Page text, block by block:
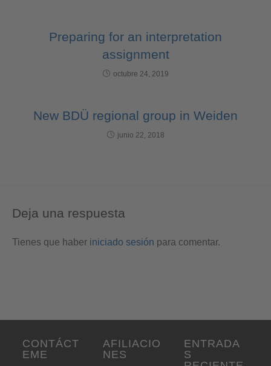
Preparing for an interpretation
assignment
octubre 24, 2019
New BDÜ regional group in Weiden
junio 22, 2018
Deja una respuesta
Tienes que haber iniciado sesión para comentar.
CONTÁCT
EME
AFILIACIO
NES
ENTRADA
S